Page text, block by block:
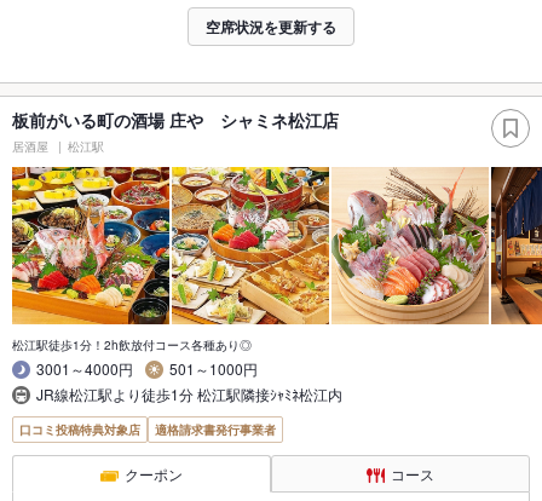
空席状況を更新する
板前がいる町の酒場 庄や シャミネ松江店
居酒屋 松江駅
松江駅徒歩1分！2h飲放付コース各種あり◎
3001～4000円
501～1000円
JR線松江駅より徒歩1分 松江駅隣接ｼｬﾐﾈ松江内
口コミ投稿特典対象店 適格請求書発行事業者
クーポン コース